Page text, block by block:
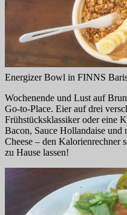
Energizer Bowl in FINNS
Wochenende und Lust auf
Go-to-Place. Eier auf drei
Frühstücksklassiker oder eine
Bacon, Sauce Hollandaise und
Cheese – den Kalorienrechner
zu Hause lassen!